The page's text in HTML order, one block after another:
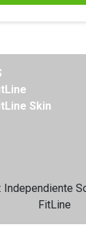
Skin
FitLine